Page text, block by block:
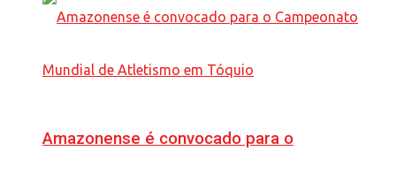
Amazonense é convocado para o